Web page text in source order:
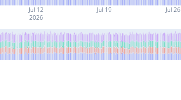
Jul 12
2026
Jul 19 Jul 26